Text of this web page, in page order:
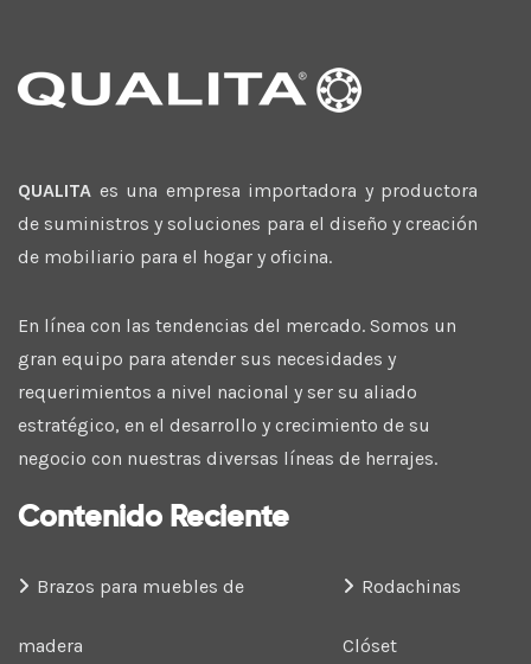
QUALITA es una empresa importadora y productora
de suministros y soluciones para el diseño y creación
de mobiliario para el hogar y oficina.
En línea con las tendencias del mercado. Somos un
gran equipo para atender sus necesidades y
requerimientos a nivel nacional y ser su aliado
estratégico, en el desarrollo y crecimiento de su
negocio con nuestras diversas líneas de herrajes.
Contenido Reciente
Brazos para muebles de
madera
Rodachinas
Clóset